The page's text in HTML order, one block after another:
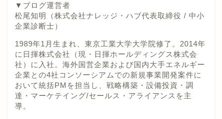
▼ブログ運営者
松尾知明（株式会社ナレッジ・ハブ代表取締役 / 中小
企業診断士）
1989年1月生まれ、東京工業大学大学院修了。2014年
に日揮株式会社（現・日揮ホールディングス株式会
社）に入社。海外国営企業および国内大手エネルギー
企業との4社コンソーシアムでの新規事業開発案件に
おいて統括PMを担当し、戦略構築・設備投資・調
達・マーケテイング/セールス・アライアンスを主
導。